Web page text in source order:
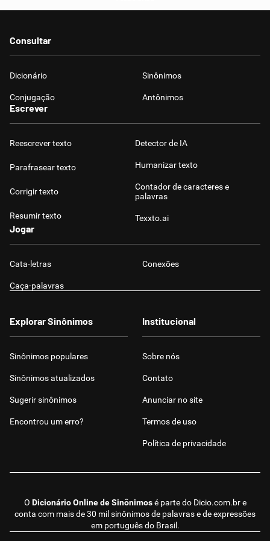
Consultar
Dicionário Sinônimos
Conjugação Antônimos
Escrever
Reescrever texto
Parafrasear texto
Corrigir texto
Resumir texto
Detector de IA
Humanizar texto
Contador de caracteres e
palavras
Texxto.ai
Jogar
Cata-letras Conexões
Caça-palavras
O Dicionário Online de Sinônimosé parte do Dicio.com.bre
conta com mais de 30 mil sinônimos de palavras e de expressões
em português do Brasil.
Explorar Sinônimos
Sinônimos populares
Sinônimos atualizados
Sugerir sinônimos
Encontrou um erro?
Institucional
Sobre nós
Contato
Anunciar no site
Termos de uso
Política de privacidade